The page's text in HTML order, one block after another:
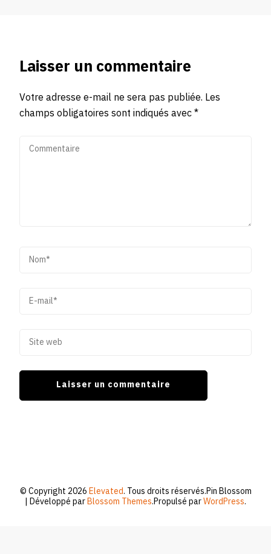
Laisser un commentaire
Votre adresse e-mail ne sera pas publiée. Les
champs obligatoires sont indiqués avec*
© Copyright 2026Elevated. Tous droits réservés.Pin Blossom
| Développé parBlossom Themes.Propulsé parWordPress.